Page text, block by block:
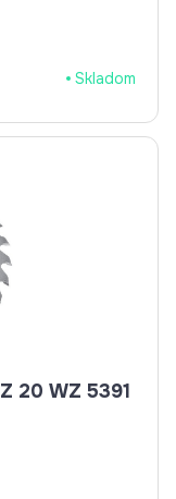
Skladom
20 WZ 5391